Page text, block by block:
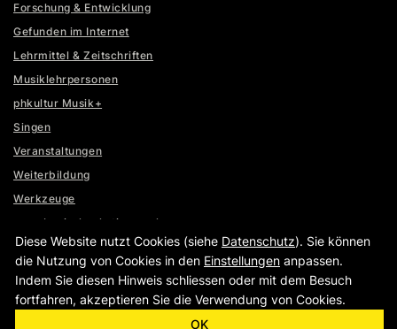
Forschung & Entwicklung
Gefunden im Internet
Lehrmittel & Zeitschriften
Musiklehrpersonen
phkultur Musik+
Singen
Veranstaltungen
Weiterbildung
Werkzeuge
www.basischeckstimme.ch
www.lernumgebungen.ch
Impressum
Diese Website nutzt Cookies (siehe Datenschutz). Sie können
die Nutzung von Cookies in den Einstellungen anpassen.
Indem Sie diesen Hinweis schliessen oder mit dem Besuch
fortfahren, akzeptieren Sie die Verwendung von Cookies.
OK